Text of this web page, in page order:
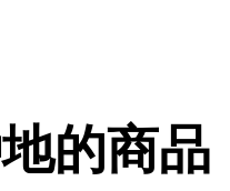
的商品